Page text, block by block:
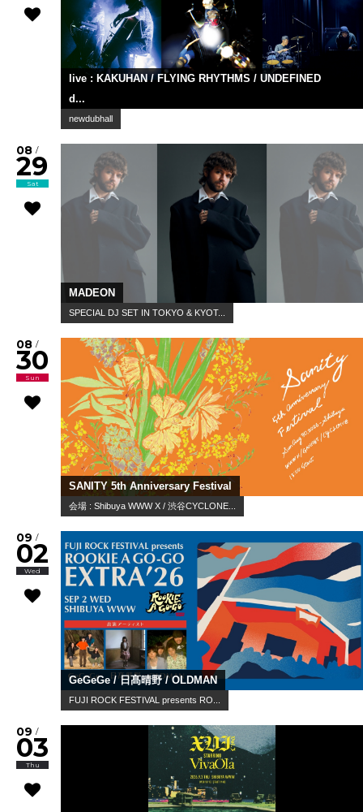
live : KAKUHAN / FLYING RHYTHMS / UNDEFINED
d...
newdubhall
08 /
29
Sat
MADEON
SPECIAL DJ SET IN TOKYO & KYOT...
08 /
30
Sun
SANITY 5th Anniversary Festival
会場 : Shibuya WWW X / 渋谷CYCLONE...
09 /
02
Wed
GeGeGe / 日髙晴野 / OLDMAN
FUJI ROCK FESTIVAL presents RO...
09 /
03
Thu